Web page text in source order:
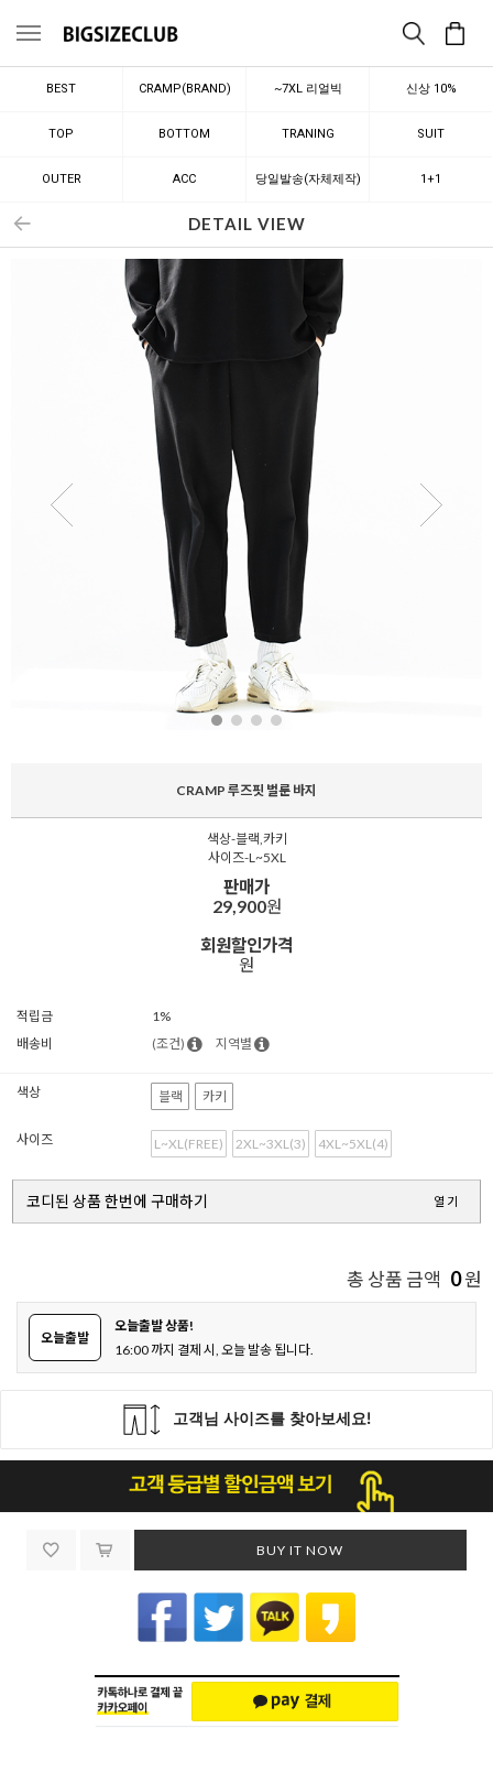
메뉴
BEST CRAMP(BRAND) ~7XL 리얼빅 신상 10%
TOP BOTTOM TRANING SUIT
OUTER ACC 당일발송(자체제작) 1+1
DETAIL VIEW
CRAMP 루즈핏 벌룬 바지
색상-블랙,카키
사이즈-L~5XL
판매가
29,900원
회원할인가격
원
적립금
1%
배송비
(조건) 지역별
색상 블랙 카키
사이즈 L~XL(FREE) 2XL~3XL(3) 4XL~5XL(4)
코디된 상품 한번에 구매하기 열기
총 상품 금액 0원
오늘출발
오늘출발 상품!
16:00 까지 결제 시, 오늘 발송 됩니다.
BUY IT NOW